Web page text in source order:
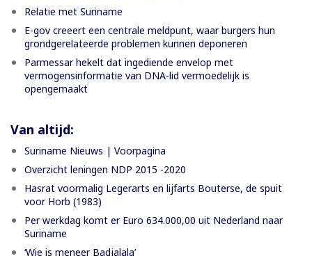
Relatie met Suriname
E-gov creeert een centrale meldpunt, waar burgers hun
grondgerelateerde problemen kunnen deponeren
Parmessar hekelt dat ingediende envelop met
vermogensinformatie van DNA-lid vermoedelijk is
opengemaakt
Van altijd:
Suriname Nieuws | Voorpagina
Overzicht leningen NDP 2015 -2020
Hasrat voormalig Legerarts en lijfarts Bouterse, de spuit
voor Horb (1983)
Per werkdag komt er Euro 634.000,00 uit Nederland naar
Suriname
‘Wie is meneer Badjalala’